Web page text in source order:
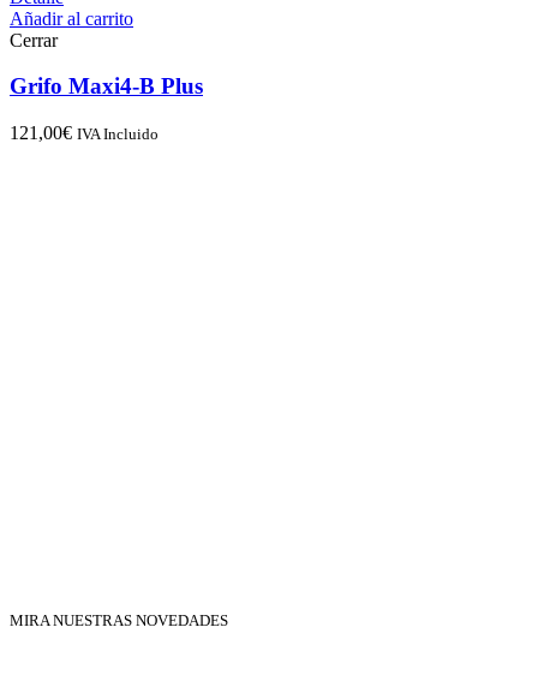
Añadir al carrito
Cerrar
Grifo Maxi4-B Plus
121,00€ IVA Incluido
MIRA NUESTRAS NOVEDADES